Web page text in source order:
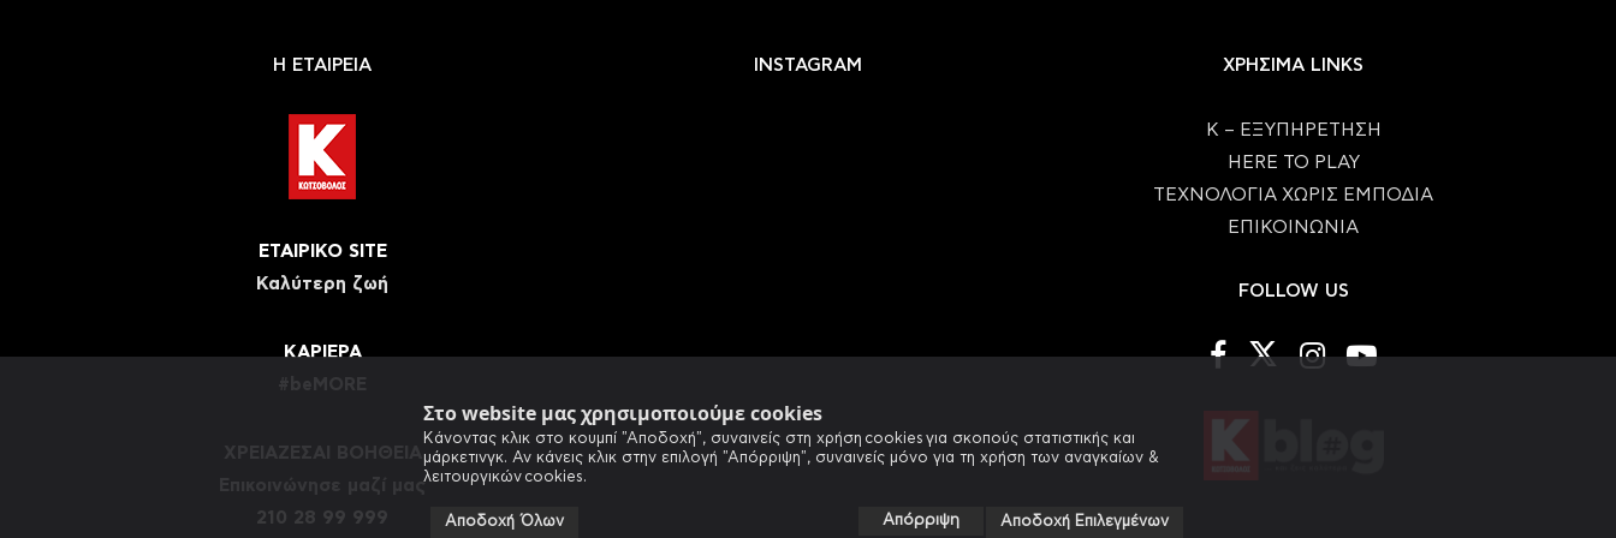
Στο website μας χρησιμοποιούμε cookies
Κάνοντας κλικ στο κουμπί "Αποδοχή", συναινείς στη χρήση cookies για σκοπούς στατιστικής και
μάρκετινγκ. Αν κάνεις κλικ στην επιλογή "Απόρριψη", συναινείς μόνο για τη χρήση των αναγκαίων &
λειτουργικών cookies.
Αποδοχή Όλων Αποδοχή Επιλεγμένων
Απόρριψη
Η ΕΤΑΙΡΕΙΑ
ΕΤΑΙΡΙΚΟ SITE
Καλύτερη ζωή
ΚΑΡΙΕΡΑ
Eπικοινώνησε μαζί μας
210 28 99 999
INSTAGRAM ΧΡΗΣΙΜΑ LINKS
Κ – ΕΞΥΠΗΡΕΤΗΣΗ
HERE TO PLAY
ΤΕΧΝΟΛΟΓΙΑ ΧΩΡΙΣ ΕΜΠΟΔΙΑ
ΕΠΙΚΟΙΝΩΝΙΑ
FOLLOW US